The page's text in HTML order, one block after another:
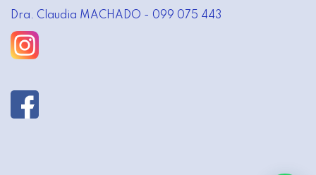
Dra. Claudia MACHADO - 099 075 443